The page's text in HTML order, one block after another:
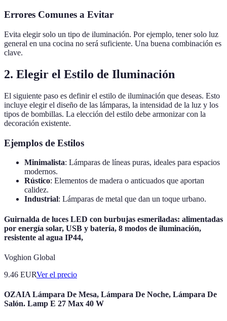
Errores Comunes a Evitar
Evita elegir solo un tipo de iluminación. Por ejemplo, tener solo luz
general en una cocina no será suficiente. Una buena combinación es
clave.
2. Elegir el Estilo de Iluminación
El siguiente paso es definir el estilo de iluminación que deseas. Esto
incluye elegir el diseño de las lámparas, la intensidad de la luz y los
tipos de bombillas. La elección del estilo debe armonizar con la
decoración existente.
Ejemplos de Estilos
Minimalista: Lámparas de líneas puras, ideales para espacios
modernos.
Rústico: Elementos de madera o anticuados que aportan
calidez.
Industrial: Lámparas de metal que dan un toque urbano.
Guirnalda de luces LED con burbujas esmeriladas: alimentadas
por energía solar, USB y batería, 8 modos de iluminación,
resistente al agua IP44,
Voghion Global
9.46 EURVer el precio
OZAIA Lámpara De Mesa, Lámpara De Noche, Lámpara De
Salón. Lamp E 27 Max 40 W